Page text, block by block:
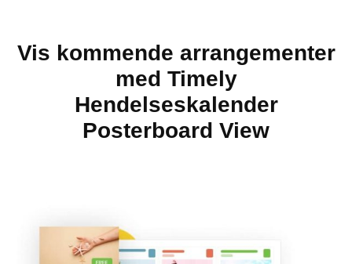
Vis kommende arrangementer
med Timely
Hendelseskalender
Posterboard View